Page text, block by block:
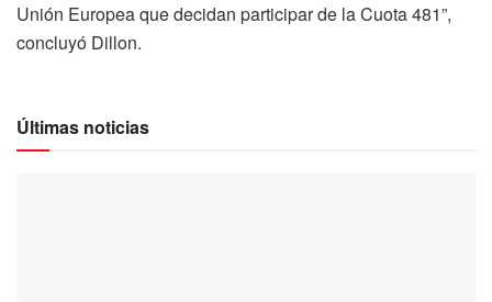
Unión Europea que decidan participar de la Cuota 481”,
concluyó Dillon.
Últimas noticias